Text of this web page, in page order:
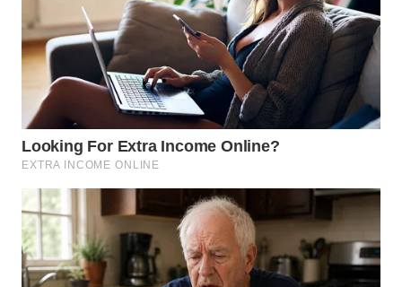
KALTARA
WN
KALSEL
WN
KALTIM
WN
SULSEL
WN